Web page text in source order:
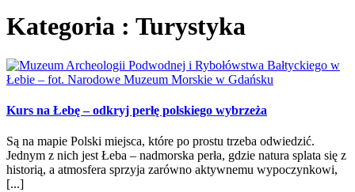
Kategoria : Turystyka
Kurs na Łebę – odkryj perłę polskiego wybrzeża
Są na mapie Polski miejsca, które po prostu trzeba odwiedzić.
Jednym z nich jest Łeba – nadmorska perła, gdzie natura splata się z
historią, a atmosfera sprzyja zarówno aktywnemu wypoczynkowi,
[...]